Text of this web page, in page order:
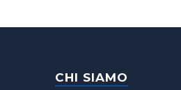
CHI SIAMO